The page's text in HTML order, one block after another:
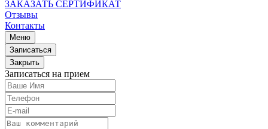
ЗАКАЗАТЬ СЕРТИФИКАТ
Отзывы
Контакты
Меню
Записаться
Закрыть
Записаться на прием